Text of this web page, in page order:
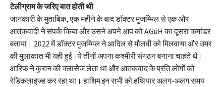
टेलीग्राम के जरिए बात होती थी
जानकारी के मुताबिक, एक महीने के बाद डॉक्टर मुजम्मिल से एक और
आतंकवादी ने संपर्क किया और उसने अपने आप को AGuH का दूसरा कमांडर
बताया। 2022 में डॉक्टर मुजम्मिल ने आदिल से मौलवी को मिलवाया और उमर
की मुलाकात भी यही हुई।ये तीनों अपना कश्मीरी संगठन बनाना चाहते थे।
आरिफ ने कुरान की क्लासेज लेता था और आतंकवाद के प्रति लोगों को
रेडिकलाइज्ड कर रहा था। हाशिम इन सभी को हथियार अलग-अलग समय